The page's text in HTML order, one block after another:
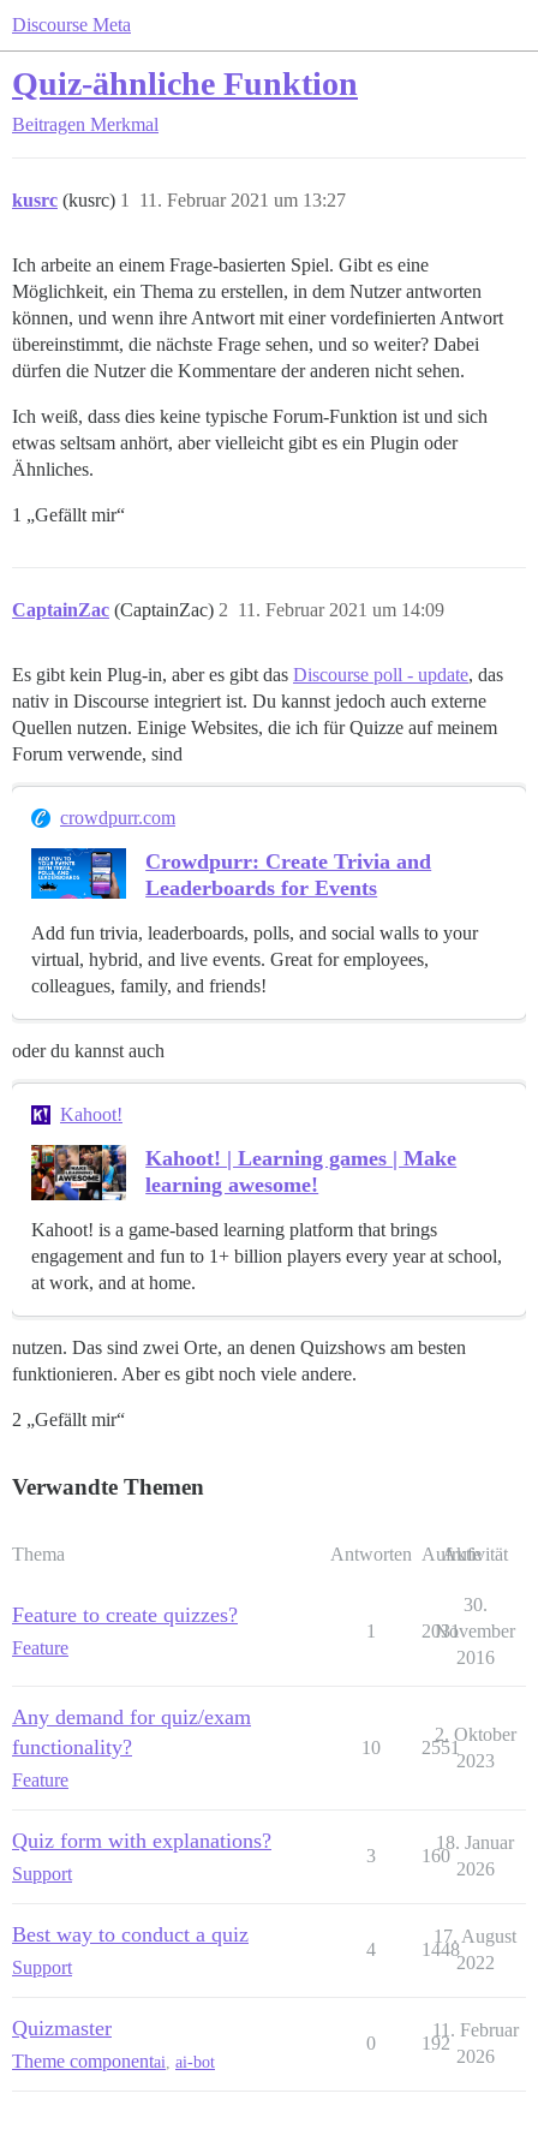
Discourse Meta
Quiz-ähnliche Funktion
Beitragen Merkmal
kusrc (kusrc) 11. Februar 2021 um 13:27
1
Ich arbeite an einem Frage-basierten Spiel. Gibt es eine
Möglichkeit, ein Thema zu erstellen, in dem Nutzer antworten
können, und wenn ihre Antwort mit einer vordefinierten Antwort
übereinstimmt, die nächste Frage sehen, und so weiter? Dabei
dürfen die Nutzer die Kommentare der anderen nicht sehen.
Ich weiß, dass dies keine typische Forum-Funktion ist und sich
etwas seltsam anhört, aber vielleicht gibt es ein Plugin oder
Ähnliches.
1 „Gefällt mir“
CaptainZac (CaptainZac) 11. Februar 2021 um 14:09
2
Es gibt kein Plug-in, aber es gibt das Discourse poll - update, das
nativ in Discourse integriert ist. Du kannst jedoch auch externe
Quellen nutzen. Einige Websites, die ich für Quizze auf meinem
Forum verwende, sind
crowdpurr.com
Crowdpurr: Create Trivia and
Leaderboards for Events
Add fun trivia, leaderboards, polls, and social walls to your
virtual, hybrid, and live events. Great for employees,
colleagues, family, and friends!
oder du kannst auch
Kahoot!
Kahoot! | Learning games | Make
learning awesome!
Kahoot! is a game-based learning platform that brings
engagement and fun to 1+ billion players every year at school,
at work, and at home.
nutzen. Das sind zwei Orte, an denen Quizshows am besten
funktionieren. Aber es gibt noch viele andere.
2 „Gefällt mir“
Verwandte Themen
Thema Antworten Aufrufe
Aktivität
Feature to create quizzes?
Feature
1 2031
30.
November
2016
Any demand for quiz/exam
functionality?
Feature
10 2551
2. Oktober
2023
Quiz form with explanations?
Support
3 160
18. Januar
2026
Best way to conduct a quiz
Support
4 1448
17. August
2022
Quizmaster
Theme componentai ai-bot
0 192
11. Februar
2026